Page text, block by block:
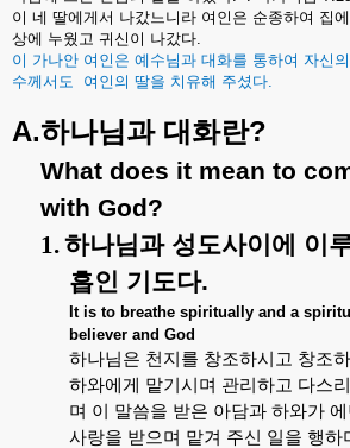
이 네 딸에게서 나갔느니라 여인은 순종하여 집에
상에 누웠고 귀신이 나갔다.
이 가나안 여인은 예수님과 대화를 통하여 자신의
수께서도
여인의 딸을 치유해 주셨다.
A.하나님과 대화란?
What does it mean to
with God?
1.하나님과 성도사이에 이
흡인 기도다.
It is to breathe spiritually and a
believer and God
하나님은 천지를 창조하시고 창조하
하와에게
맡기시며 관리하고 다스
며 이 말씀을 받은 아담과 하와가 에
사랑을 받으며 맡겨 주신 일을 행하